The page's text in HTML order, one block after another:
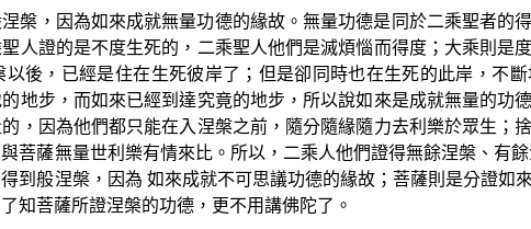
槃，因為如來成就無量功德的緣故。無量功德是同於二乘聖者的
人證的是不度生死的，二乘聖人他們是滅煩惱而得度；大乘則是
後，已經是住在生死彼岸了；但是卻同時也在生死的此岸，不
地步，而如來已經到達究竟的地步，所以說如來是成就無量的功
，因為他們都只能在入涅槃之前，隨分隨緣隨力去利樂於眾生；
菩薩無量世利樂有情來比。所以，二乘人他們證得無餘涅槃、有
到般涅槃，因為 如來成就不可思議功德的緣故；菩薩則是分證如
知菩薩所證涅槃的功德，更不用講佛陀了。